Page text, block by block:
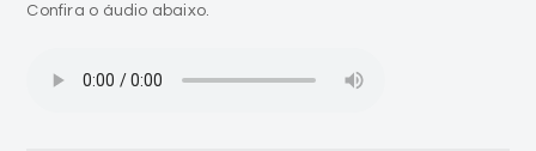
Confira o áudio abaixo.